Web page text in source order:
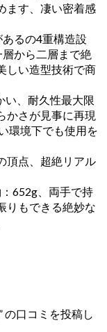
ます、凄い密着感
るの4重構造設
から二層まで絶
しい造型技術で商
い、耐久性最大限
かさが見事に再現
環境下でも使用を
頂点、超絶リアル
652g、両手で持
りもできる絶妙な
の口コミを投稿し